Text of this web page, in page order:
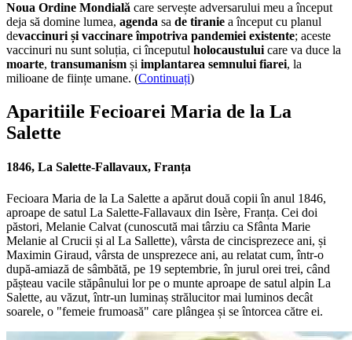
Noua Ordine Mondială care servește adversarului meu a început
deja să domine lumea, agenda sa de tiranie a început cu planul
devaccinuri și vaccinare împotriva pandemiei existente; aceste
vaccinuri nu sunt soluția, ci începutul holocaustului care va duce la
moarte, transumanism și implantarea semnului fiarei, la
milioane de ființe umane. (Continuați)
Aparitiile Fecioarei Maria de la La
Salette
1846, La Salette-Fallavaux, Franța
Fecioara Maria de la La Salette a apărut două copii în anul 1846,
aproape de satul La Salette-Fallavaux din Isère, Franța. Cei doi
păstori, Melanie Calvat (cunoscută mai târziu ca Sfânta Marie
Melanie al Crucii și al La Sallette), vârsta de cincisprezece ani, și
Maximin Giraud, vârsta de unsprezece ani, au relatat cum, într-o
după-amiază de sâmbătă, pe 19 septembrie, în jurul orei trei, când
pășteau vacile stăpânului lor pe o munte aproape de satul alpin La
Salette, au văzut, într-un luminaș strălucitor mai luminos decât
soarele, o "femeie frumoasă" care plângea și se întorcea către ei.